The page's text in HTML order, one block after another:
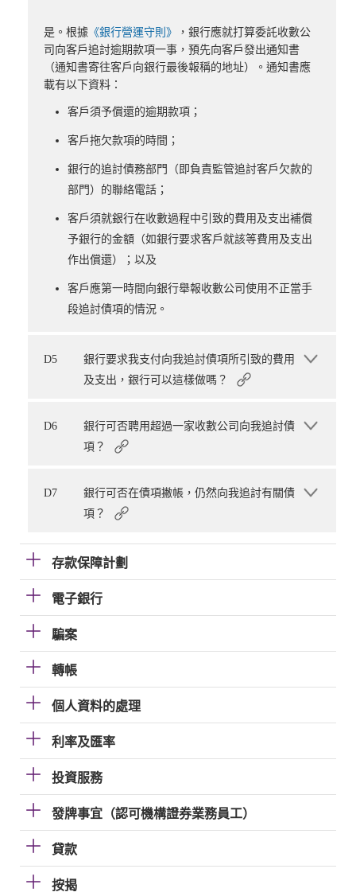
是。根據 《銀行營運守則》
，銀行應就打算委託收數公
司向客戶追討逾期款項一事，預先向客戶發出通知書
（通知書寄往客戶向銀行最後報稱的地址）。通知書應
載有以下資料：
客戶須予償還的逾期款項；
客戶拖欠款項的時間；
銀行的追討債務部門（即負責監管追討客戶欠款的
部門）的聯絡電話；
客戶須就銀行在收數過程中引致的費用及支出補償
予銀行的金額（如銀行要求客戶就該等費用及支出
作出償還）；以及
客戶應第一時間向銀行舉報收數公司使用不正當手
段追討債項的情況。
D5
銀行要求我支付向我追討債項所引致的費用
及支出，銀行可以這樣做嗎？
D6
銀行可否聘用超過一家收數公司向我追討債
項？
D7
銀行可否在債項撇帳，仍然向我追討有關債
項？
存款保障計劃
電子銀行
騙案
轉帳
個人資料的處理
利率及匯率
投資服務
發牌事宜（認可機構證券業務員工）
貸款
按揭